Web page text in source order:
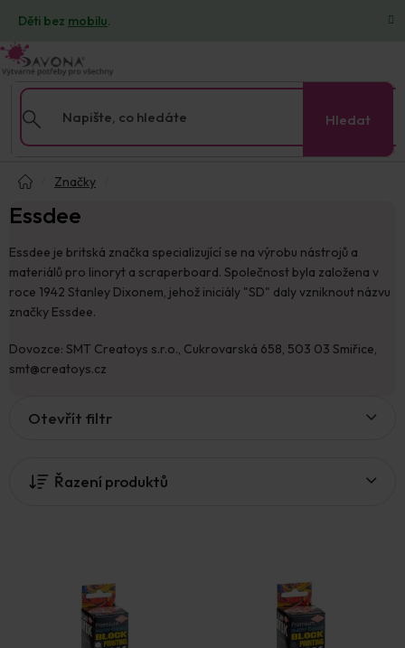
obsah
Děti bez mobilu.
Hledat
Značky
Essdee
Essdee je britská značka specializující se na výrobu nástrojů a
materiálů pro linoryt a scraperboard. Společnost byla založena v
roce 1942 Stanley Dixonem, jehož iniciály "SD" daly vzniknout názvu
značky Essdee. ​
Dovozce: SMT Creatoys s.r.o., Cukrovarská 658, 503 03 Smiřice,
smt@creatoys.cz
Řazení produktů
Otevřít filtr